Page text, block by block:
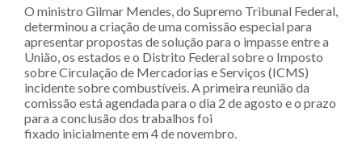
O ministro Gilmar Mendes, do Supremo Tribunal Federal,
determinou a criação de uma comissão especial para
apresentar propostas de solução para o impasse entre a
União, os estados e o Distrito Federal sobre o Imposto
sobre Circulação de Mercadorias e Serviços (ICMS)
incidente sobre combustíveis. A primeira reunião da
comissão está agendada para o dia 2 de agosto e o prazo
para a conclusão dos trabalhos foi
fixado inicialmente em 4 de novembro.